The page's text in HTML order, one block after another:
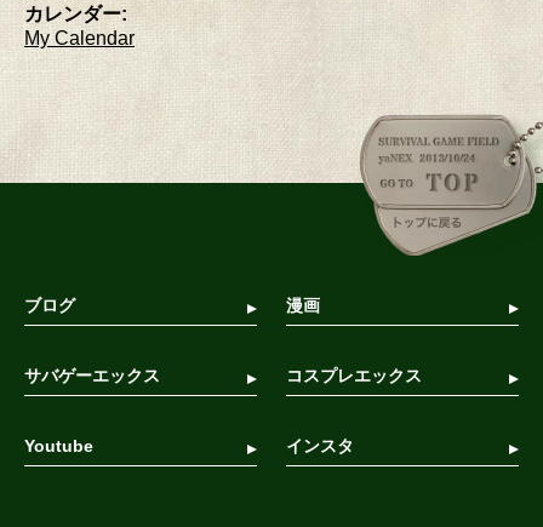
カレンダー:
My Calendar
ブログ 漫画
サバゲーエックス コスプレエックス
Youtube インスタ